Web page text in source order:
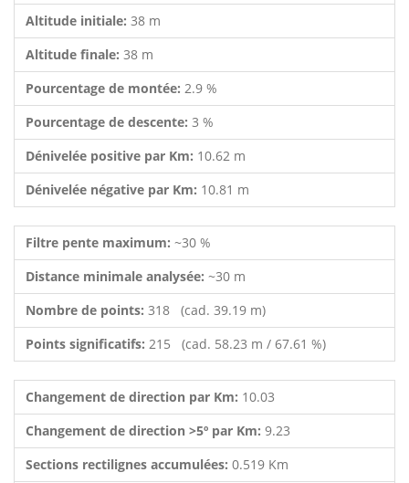
Altitude initiale: 38 m
Altitude finale: 38 m
Pourcentage de montée: 2.9 %
Pourcentage de descente: 3 %
Dénivelée positive par Km: 10.62 m
Dénivelée négative par Km: 10.81 m
Filtre pente maximum: ~30 %
Distance minimale analysée: ~30 m
Nombre de points: 318 (cad. 39.19 m)
Points significatifs: 215 (cad. 58.23 m / 67.61 %)
Changement de direction par Km: 10.03
Changement de direction >5º par Km: 9.23
Sections rectilignes accumulées: 0.519 Km